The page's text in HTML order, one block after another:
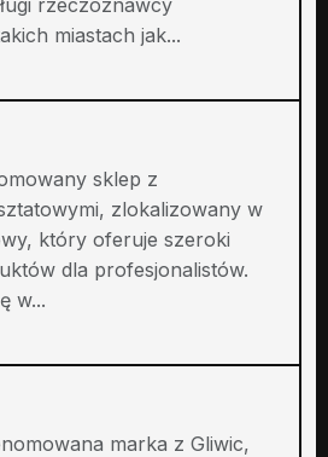
miastach jak...
sklep z
zlokalizowany w
który oferuje szeroki
dla profesjonalistów.
w...
marka z Gliwic,